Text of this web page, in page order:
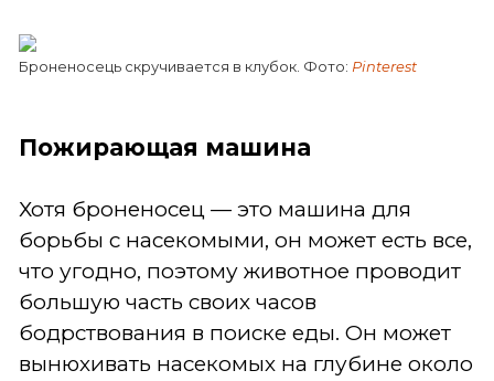
Броненосець скручивается в клубок. Фото: Pinterest
Пожирающая машина
Хотя броненосец — это машина для
борьбы с насекомыми, он может есть все,
что угодно, поэтому животное проводит
большую часть своих часов
бодрствования в поиске еды. Он может
вынюхивать насекомых на глубине около